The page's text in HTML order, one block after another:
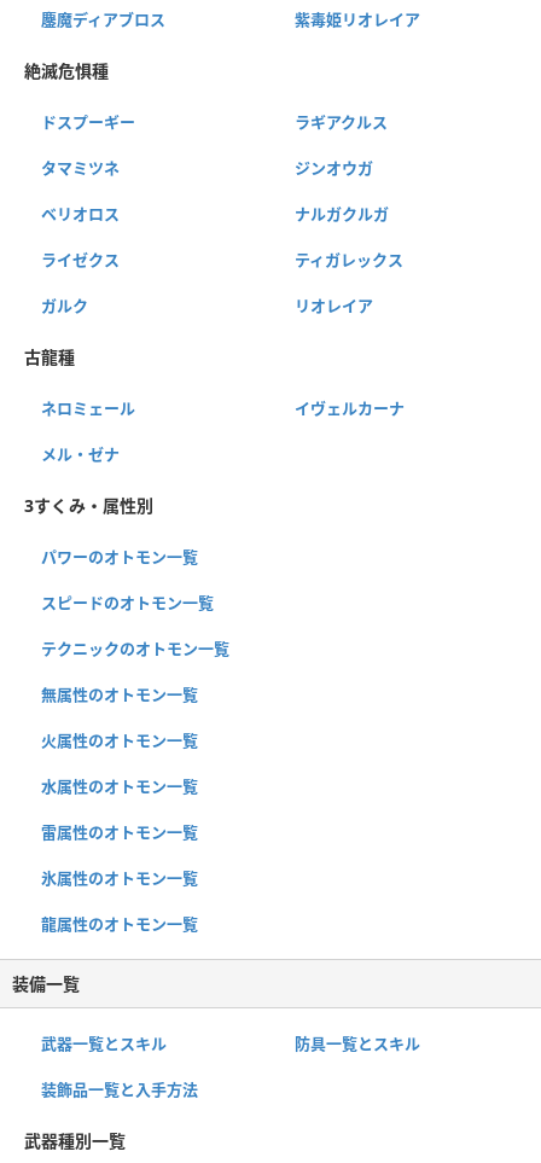
鏖魔ディアブロス 紫毒姫リオレイア
絶滅危惧種
ドスプーギー ラギアクルス
タマミツネ ジンオウガ
ベリオロス ナルガクルガ
ライゼクス ティガレックス
ガルク リオレイア
古龍種
ネロミェール イヴェルカーナ
メル・ゼナ
3すくみ・属性別
パワーのオトモン一覧
スピードのオトモン一覧
テクニックのオトモン一覧
無属性のオトモン一覧
火属性のオトモン一覧
水属性のオトモン一覧
雷属性のオトモン一覧
氷属性のオトモン一覧
龍属性のオトモン一覧
装備一覧
武器一覧とスキル 防具一覧とスキル
装飾品一覧と入手方法
武器種別一覧